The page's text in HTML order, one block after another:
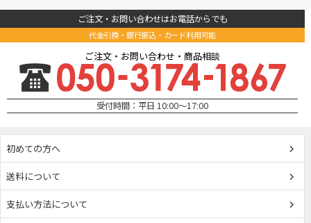
ご注文・お問い合わせはお電話からでも
代金引換・銀行振込・カード利用可能
ご注文・お問い合わせ・商品相談
受付時間：平日 10:00～17:00
初めての方へ
送料について
支払い方法について